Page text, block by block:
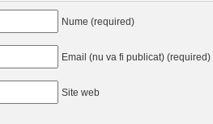
Nume (required)
Email (nu va fi publicat) (required)
Site web